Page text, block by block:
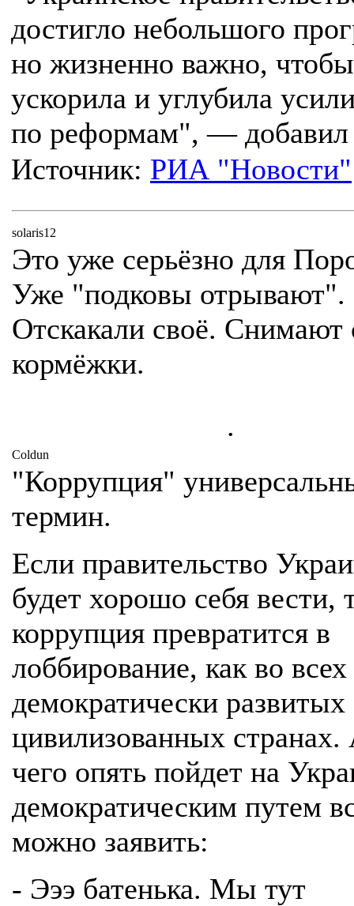
достигло небольшого
но жизненно важно,
ускорила и углубила
по реформам", — добавил
Источник: РИА "Новости"
solaris12
Это уже серьёзно для
Уже "подковы отрывают".
Отскакали своё. Снимают
кормёжки.
.
Coldun
"Коррупция"
термин.
Если правительство
будет хорошо себя вести,
коррупция превратится в
лоббирование, как во всех
демократически развитых
цивилизованных странах.
чего опять пойдет на
демократическим путем
можно заявить:
- Эээ батенька. Мы тут